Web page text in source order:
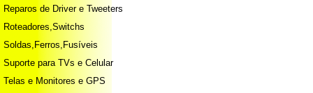
Reparos de Driver e Tweeters
Roteadores,Switchs
Soldas,Ferros,Fusíveis
Suporte para TVs e Celular
Telas e Monitores e GPS